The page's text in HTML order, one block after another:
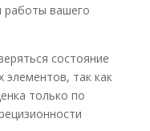
работы вашего
состояние
так как
только по